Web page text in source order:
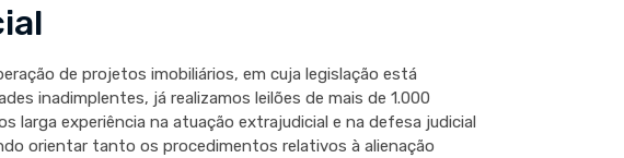
de projetos imobiliários, em cuja legislação está
inadimplentes, já realizamos leilões de mais de 1.000
larga experiência na atuação extrajudicial e na defesa judicial
orientar tanto os procedimentos relativos à alienação